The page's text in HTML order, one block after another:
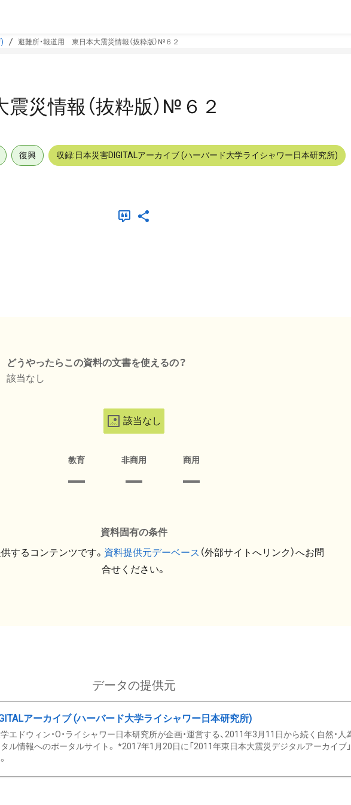
避難所・報道用 東日本大震災情報（抜粋版）№６２
災情報（抜粋版）№６２
復興 収録:日本災害DIGITALアーカイブ (ハーバード大学ライシャワー日本研究所)
どうやったらこの資料の文書を使えるの？
該当なし
該当なし
教育 非商用 商用
資料固有の条件
するコンテンツです。 資料提供元デーベース （外部サイトへリンク）へお問
合せください。
データの提供元
アーカイブ (ハーバード大学ライシャワー日本研究所)
エドウィン・O・ライシャワー日本研究所が企画・運営する、2011年3月11日から続く自然・人
ル情報へのポータルサイト。 *2017年1月20日に「2011年東日本大震災デジタルアーカイブ